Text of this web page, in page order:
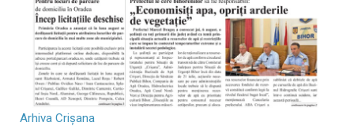
Arhiva Crișana